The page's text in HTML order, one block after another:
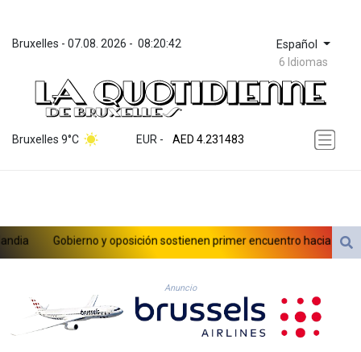
Bruxelles - 07.08. 2026 - 08:20:42 Español
6 Idiomas
Bruxelles 9°C EUR -
ZWL 371.010688
AED 4.231483
AFN 75.467656
ARS 1728.022837
AUD 1.6396
AZN 1.938486
BAM 1.956247
BBD 2.325032
BDT 142.892687
Gobierno y oposición sostienen primer encuentro hacia una
Anuncio